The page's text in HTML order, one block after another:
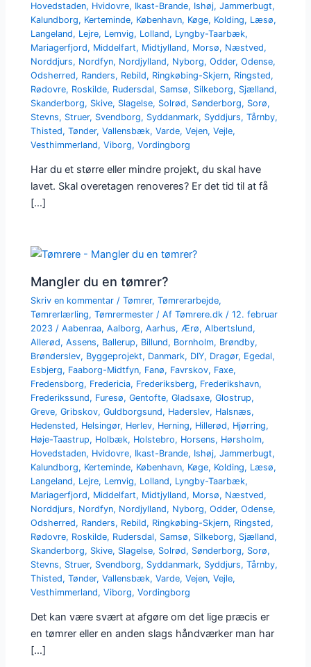
Hovedstaden, Hvidovre, Ikast-Brande, Ishøj,Jammerbugt,
Kalundborg, Kerteminde, København, Køge, Kolding, Læsø,
Langeland, Lejre, Lemvig, Lolland, Lyngby-Taarbæk,
Mariagerfjord, Middelfart, Midtjylland, Morsø, Næstved,
Norddjurs, Nordfyn, Nordjylland, Nyborg,Odder,Odense,
Odsherred, Randers, Rebild, Ringkøbing-Skjern, Ringsted,
Rødovre, Roskilde, Rudersdal, Samsø, Silkeborg, Sjælland,
Skanderborg, Skive, Slagelse, Solrød, Sønderborg, Sorø,
Stevns, Struer, Svendborg, Syddanmark, Syddjurs,Tårnby,
Thisted,Tønder,Vallensbæk,Varde,Vejen,Vejle,
Vesthimmerland,Viborg,Vordingborg
Har du et større eller mindre projekt, du skal have
lavet. Skal overetagen renoveres? Er det tid til at få
[…]
Mangler du en tømrer?
Skriv en kommentar /Tømrer,Tømrerarbejde,
Tømrerlærling,Tømrermester / AfTømrere.dk /12. februar
2023 /Aabenraa,Aalborg,Aarhus, Ærø,Albertslund,
Allerød,Assens, Ballerup, Billund, Bornholm, Brøndby,
Brønderslev, Byggeprojekt, Danmark, DIY, Dragør, Egedal,
Esbjerg, Faaborg-Midtfyn, Fanø, Favrskov, Faxe,
Fredensborg, Fredericia, Frederiksberg, Frederikshavn,
Frederikssund, Furesø,Gentofte,Gladsaxe,Glostrup,
Greve,Gribskov,Guldborgsund, Haderslev, Halsnæs,
Hedensted, Helsingør, Herlev, Herning, Hillerød, Hjørring,
Høje-Taastrup, Holbæk, Holstebro, Horsens, Hørsholm,
Hovedstaden, Hvidovre, Ikast-Brande, Ishøj,Jammerbugt,
Kalundborg, Kerteminde, København, Køge, Kolding, Læsø,
Langeland, Lejre, Lemvig, Lolland, Lyngby-Taarbæk,
Mariagerfjord, Middelfart, Midtjylland, Morsø, Næstved,
Norddjurs, Nordfyn, Nordjylland, Nyborg,Odder,Odense,
Odsherred, Randers, Rebild, Ringkøbing-Skjern, Ringsted,
Rødovre, Roskilde, Rudersdal, Samsø, Silkeborg, Sjælland,
Skanderborg, Skive, Slagelse, Solrød, Sønderborg, Sorø,
Stevns, Struer, Svendborg, Syddanmark, Syddjurs,Tårnby,
Thisted,Tønder,Vallensbæk,Varde,Vejen,Vejle,
Vesthimmerland,Viborg,Vordingborg
Det kan være svært at afgøre om det lige præcis er
en tømrer eller en anden slags håndværker man har
[…]